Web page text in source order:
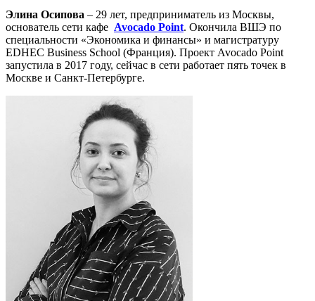
Элина Осипова – 29 лет, предприниматель из Москвы,
основатель сети кафе Avocado Point. Окончила ВШЭ по
специальности «Экономика и финансы» и магистратуру
EDHEC Business School (Франция). Проект Avocado Point
запустила в 2017 году, сейчас в сети работает пять точек в
Москве и Санкт-Петербурге.